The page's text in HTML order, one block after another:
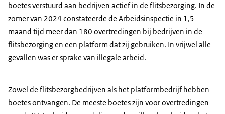
boetes verstuurd aan bedrijven actief in de flitsbezorging. In de
zomer van 2024 constateerde de Arbeidsinspectie in 1,5
maand tijd meer dan 180 overtredingen bij bedrijven in de
flitsbezorging en een platform dat zij gebruiken. In vrijwel alle
gevallen was er sprake van illegale arbeid.
Zowel de flitsbezorgbedrijven als het platformbedrijf hebben
boetes ontvangen. De meeste boetes zijn voor overtredingen